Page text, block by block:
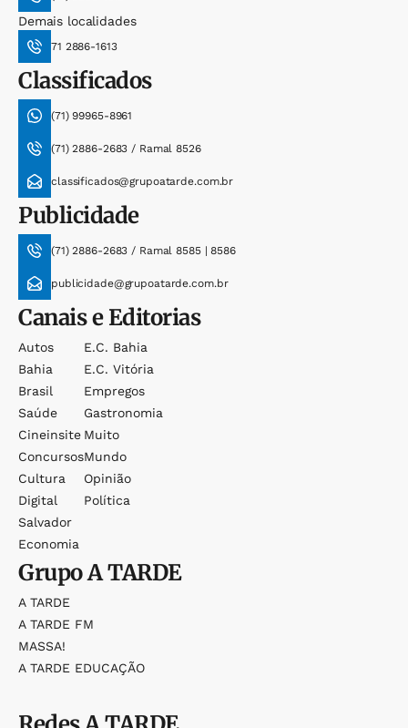
Demais localidades
71 2886-1613
Classificados
(71) 99965-8961
(71) 2886-2683 / Ramal 8526
classificados@grupoatarde.com.br
Publicidade
(71) 2886-2683 / Ramal 8585 | 8586
publicidade@grupoatarde.com.br
Canais e Editorias
Autos
Bahia
Brasil
Saúde
Cineinsite
Concursos
Cultura
Digital
Salvador
Economia
E.c. Bahia
E.c. Vitória
Empregos
Gastronomia
Muito
Mundo
Opinião
Política
GrupoA TARDE
A TARDE
A TARDE FM
MASSA!
A TARDE EDUCAÇÃO